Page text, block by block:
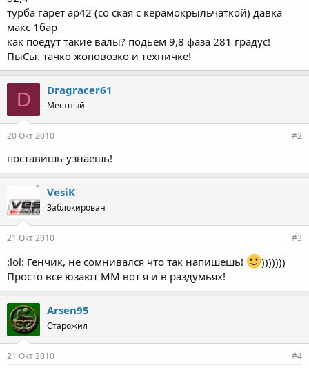
турба гарет ар42 (со ская с керамокрыльчаткой) давка
макс 1бар
как поедут такие валы? подьем 9,8 фаза 281 градус!
ПыСы. тачко жоповозко и техничке!
D Dragracer61
Местный
20 Окт 2010 #2
поставишь-узнаешь!
VesiK
Заблокирован
21 Окт 2010 #3
:lol: Генчик, не сомнивался что так напишешь!
)))))))
Просто все юзают ММ вот я и в раздумьях!
Arsen95
Старожил
21 Окт 2010 #4